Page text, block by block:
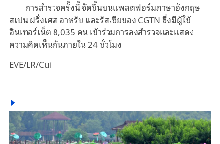
การสำรวจครั้งนี้ จัดขึ้นบนแพลตฟอร์มภาษาอังกฤษ
สเปน ฝรั่งเศส อาหรับ และรัสเซียของ CGTN ซึ่งมีผู้ใช้
อินเทอร์เน็ต 8,035 คน เข้าร่วมการลงสำรวจและแสดง
ความคิดเห็นกันภายใน 24 ชั่วโมง
EVE/LR/Cui